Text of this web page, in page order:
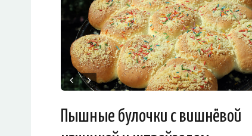
Пышные булочки с вишнёвой